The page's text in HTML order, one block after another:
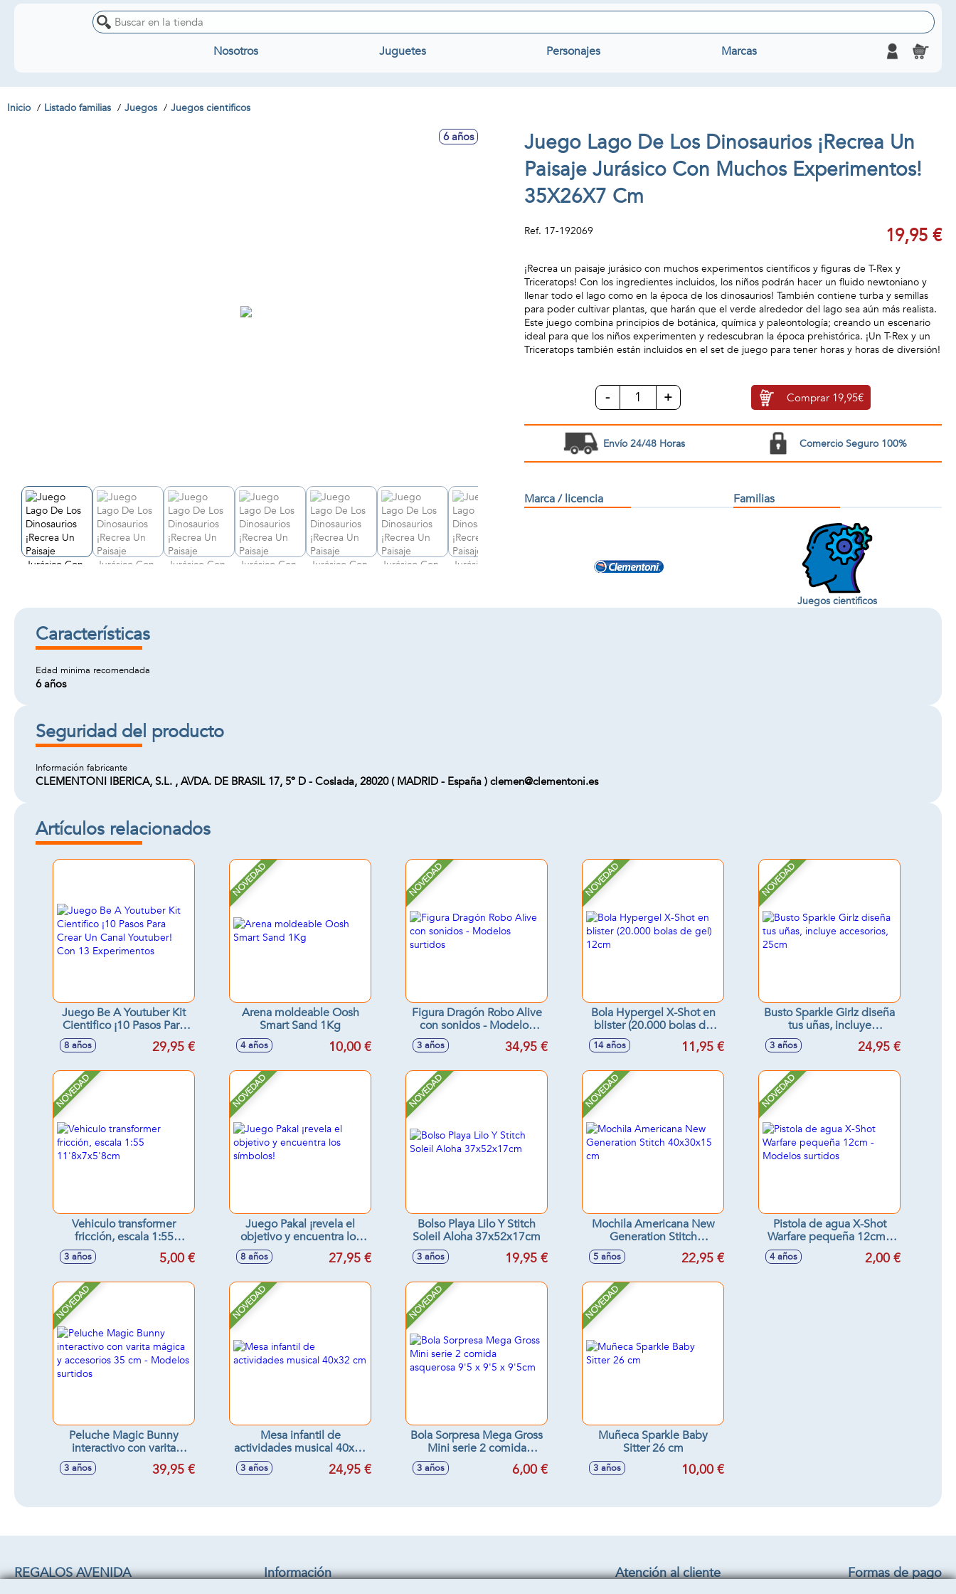
Nosotros Juguetes Personajes Marcas
Inicio Listado familias Juegos Juegos cientificos
6 años
Juego Lago De Los Dinosaurios ¡Recrea Un
Paisaje Jurásico Con Muchos Experimentos!
35X26X7 Cm
Ref. 17-192069 19,95 €
¡Recrea un paisaje jurásico con muchos experimentos científicos y figuras de T-Rex y
Triceratops! Con los ingredientes incluidos, los niños podrán hacer un fluido newtoniano y
llenar todo el lago como en la época de los dinosaurios! También contiene turba y semillas
para poder cultivar plantas, que harán que el verde alrededor del lago sea aún más realista.
Este juego combina principios de botánica, química y paleontología; creando un escenario
ideal para que los niños experimenten y redescubran la época prehistórica. ¡Un T-Rex y un
Triceratops también están incluidos en el set de juego para tener horas y horas de diversión!
- + Comprar 19,95€
Envío 24/48 Horas Comercio Seguro 100%
Marca / licencia Familias
Juegos cientificos
Características
Edad minima recomendada
6 años
Seguridad del producto
Información fabricante
CLEMENTONI IBERICA, S.L. , AVDA. DE BRASIL 17, 5º D - Coslada, 28020 ( MADRID - España ) clemen@clementoni.es
Artículos relacionados
Juego Be A Youtuber Kit
Cientifico ¡10 Pasos Para
Crear Un Canal Youtuber!
Con 13 Experimentos
8 años 29,95 €
NOVEDAD
Arena moldeable Oosh
Smart Sand 1Kg
4 años 10,00 €
NOVEDAD
Figura Dragón Robo Alive
con sonidos - Modelos
3 años 34,95 €
NOVEDAD
Bola Hypergel X-Shot en
blister (20.000 bolas de
gel) 12cm
14 años 11,95 €
NOVEDAD
Busto Sparkle Girlz diseña
tus uñas, incluye
accesorios, 25cm
3 años 24,95 €
NOVEDAD
Vehiculo transformer
fricción, escala 1:55
11'8x7x5'8cm
3 años 5,00 €
NOVEDAD
Juego Pakal ¡revela el
objetivo y encuentra los
8 años 27,95 €
NOVEDAD
Bolso Playa Lilo Y Stitch
Soleil Aloha 37x52x17cm
3 años 19,95 €
NOVEDAD
Mochila Americana New
Generation Stitch
40x30x15 cm
5 años 22,95 €
NOVEDAD
Pistola de agua X-Shot
Warfare pequeña 12cm -
Modelos surtidos
4 años 2,00 €
NOVEDAD
Peluche Magic Bunny
interactivo con varita
mágica y accesorios 35 cm
- Modelos surtidos
3 años 39,95 €
NOVEDAD
Mesa infantil de
actividades musical 40x32
3 años 24,95 €
NOVEDAD
Bola Sorpresa Mega Gross
Mini serie 2 comida
asquerosa 9'5 x 9'5 x
3 años 6,00 €
NOVEDAD
Muñeca Sparkle Baby
Sitter 26 cm
3 años 10,00 €
REGALOS AVENIDA Información Atención al cliente Formas de pago